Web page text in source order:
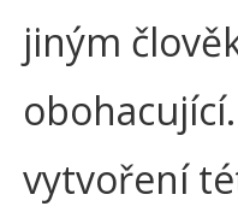
jiným
vytvoření